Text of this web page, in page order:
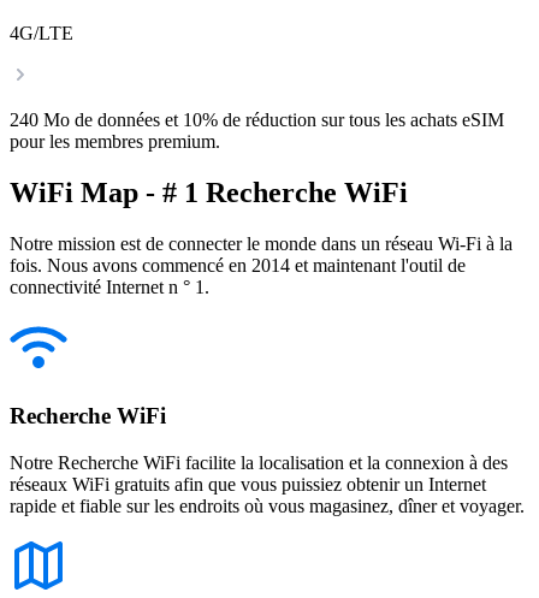
4G/LTE
240 Mo de données et 10% de réduction sur tous les achats eSIM
pour les membres premium.
WiFi Map - # 1 Recherche WiFi
Notre mission est de connecter le monde dans un réseau Wi-Fi à la
fois. Nous avons commencé en 2014 et maintenant l'outil de
connectivité Internet n ° 1.
Recherche WiFi
Notre Recherche WiFi facilite la localisation et la connexion à des
réseaux WiFi gratuits afin que vous puissiez obtenir un Internet
rapide et fiable sur les endroits où vous magasinez, dîner et voyager.